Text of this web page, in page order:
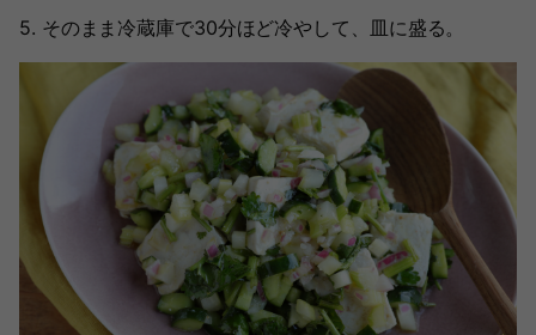
5. そのまま冷蔵庫で30分ほど冷やして、皿に盛る。